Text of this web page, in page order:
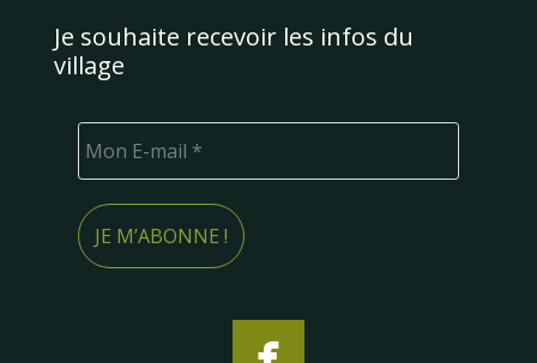
Je souhaite recevoir les infos du
village